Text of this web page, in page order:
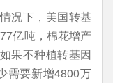
况下，美国转基
亿吨，棉花增产
果不种植转基因
需要新增4800万